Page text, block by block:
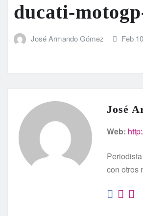
ducati-
José Armando Gómez Feb
José
Web:
con otros